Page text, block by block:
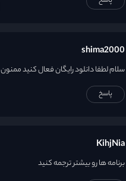
shima2000
سلام لطفا دانلود رایگان فعال کنید ممنون
پاسخ
KihjNia
برنامه ها رو بیشتر ترجمه کنید